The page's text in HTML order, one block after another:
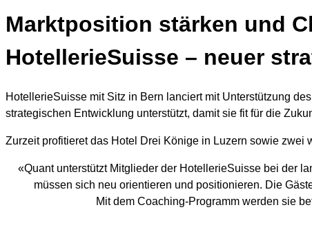
Marktposition stärken und
HotellerieSuisse – neuer
HotellerieSuisse mit Sitz in Bern lanciert mit Unterstützung
strategischen Entwicklung unterstützt, damit sie fit für die
Zurzeit profitieret das Hotel Drei Könige in Luzern sowie zwei
«Quant unterstützt Mitglieder der HotellerieSuisse bei der
müssen sich neu orientieren und positionieren. Die
Mit dem Coaching-Programm werden sie